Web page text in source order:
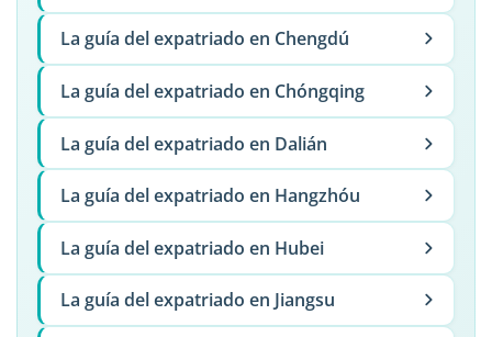
La guía del expatriado en Chengdú
La guía del expatriado en Chóngqing
La guía del expatriado en Dalián
La guía del expatriado en Hangzhóu
La guía del expatriado en Hubei
La guía del expatriado en Jiangsu